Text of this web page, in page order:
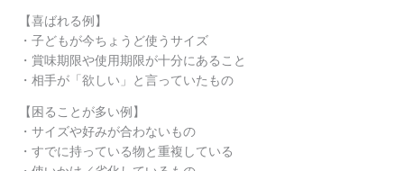
【喜ばれる例】
・子どもが今ちょうど使うサイズ
・賞味期限や使用期限が十分にあること
・相手が「欲しい」と言っていたもの
【困ることが多い例】
・サイズや好みが合わないもの
・すでに持っている物と重複している